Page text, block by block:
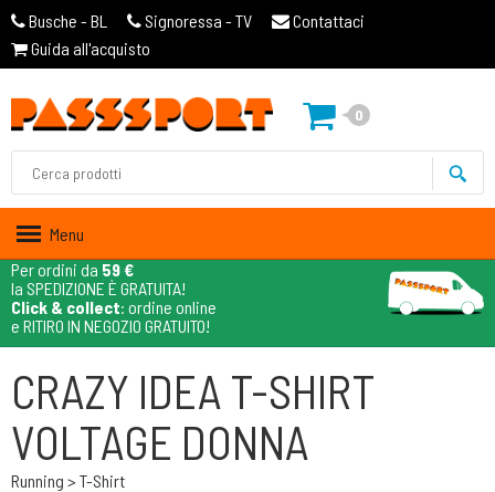
Busche - BL Signoressa - TV
Contattaci
Guida all'acquisto
0
Menu
Per ordini da 59 €
la SPEDIZIONE È GRATUITA!
Click & collect: ordine online
e RITIRO IN NEGOZIO GRATUITO!
CRAZY IDEA T-SHIRT
VOLTAGE DONNA
Running > T-Shirt